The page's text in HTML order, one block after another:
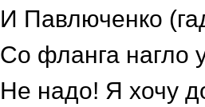
И Павлюченко
Со фланга нагло
Не надо! Я хочу